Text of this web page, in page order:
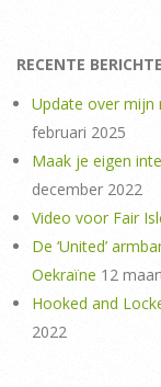
RECENTE
Update over mijn
februari 2025
Maak je eigen
december 2022
Video voor Fair
De ‘United’
Oekraïne 12
Hooked and
2022